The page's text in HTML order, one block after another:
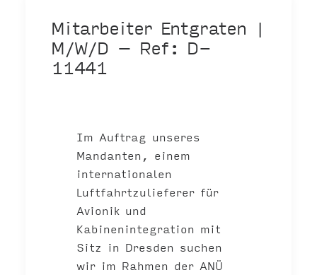
Mitarbeiter Entgraten |
M/W/D – Ref: D-
11441
Im Auftrag unseres
Mandanten, einem
internationalen
Luftfahrtzulieferer für
Avionik und
Kabinenintegration mit
Sitz in Dresden suchen
wir im Rahmen der ANÜ